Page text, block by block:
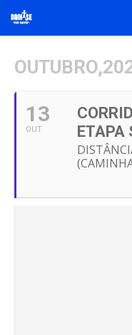
13
OUT
ETAPA